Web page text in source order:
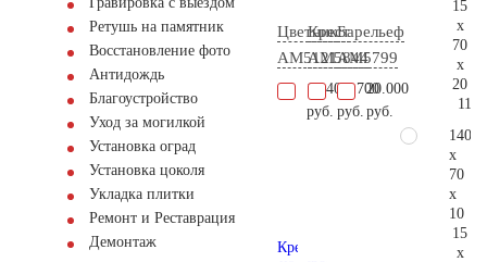
Ретушь на памятник
Восстановление фото
Антидождь
Благоустройство
Уход за могилкой
Установка оград
Установка цоколя
Укладка плитки
Ремонт и Реставрация
Демонтаж
Цветник
AM5121
10.400
руб.
Крест
AM5844
18.700
руб.
Барельеф
AM5799
20.000
руб.
15
x
70
x
20
140
x
70
x
10
15
x